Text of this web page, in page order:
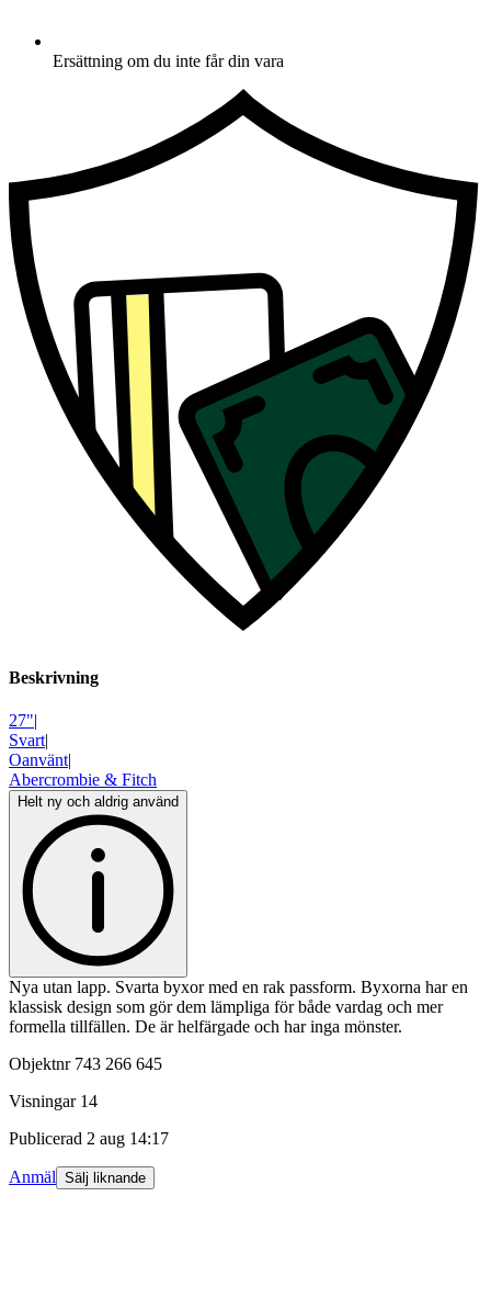
Ersättning om du inte får din vara
Beskrivning
27"|
Svart|
Oanvänt|
Abercrombie & Fitch
Helt ny och aldrig använd
Nya utan lapp. Svarta byxor med en rak passform. Byxorna har en
klassisk design som gör dem lämpliga för både vardag och mer
formella tillfällen. De är helfärgade och har inga mönster.
Objektnr 743 266 645
Visningar 14
Publicerad 2 aug 14:17
Anmäl Sälj liknande